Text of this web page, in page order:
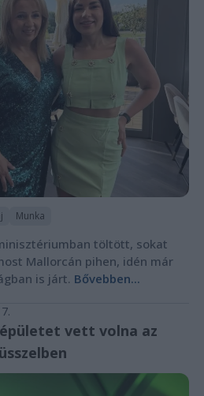
Munka
töltött, sokat
Mallorcán pihen, idén már
is járt. Bővebben...
vett volna az